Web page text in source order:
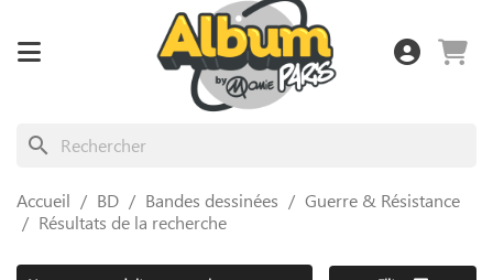
search
Accueil BD Bandes dessinées
Guerre & Résistance
Résultats de la recherche